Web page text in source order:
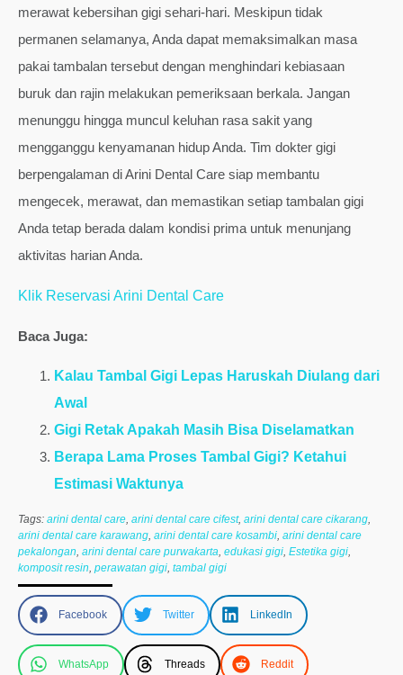
merawat kebersihan gigi sehari-hari. Meskipun tidak
permanen selamanya, Anda dapat memaksimalkan masa
pakai tambalan tersebut dengan menghindari kebiasaan
buruk dan rajin melakukan pemeriksaan berkala. Jangan
menunggu hingga muncul keluhan rasa sakit yang
mengganggu kenyamanan hidup Anda. Tim dokter gigi
berpengalaman di Arini Dental Care siap membantu
mengecek, merawat, dan memastikan setiap tambalan gigi
Anda tetap berada dalam kondisi prima untuk menunjang
aktivitas harian Anda.
Klik Reservasi Arini Dental Care
Baca Juga:
Kalau Tambal Gigi Lepas Haruskah Diulang dari
Awal
Gigi Retak Apakah Masih Bisa Diselamatkan
Berapa Lama Proses Tambal Gigi? Ketahui
Estimasi Waktunya
Tags: arini dental care, arini dental care cifest, arini dental care cikarang,
arini dental care karawang, arini dental care kosambi, arini dental care
pekalongan, arini dental care purwakarta, edukasi gigi, Estetika gigi,
komposit resin, perawatan gigi, tambal gigi
Facebook Twitter LinkedIn
WhatsApp Threads Reddit